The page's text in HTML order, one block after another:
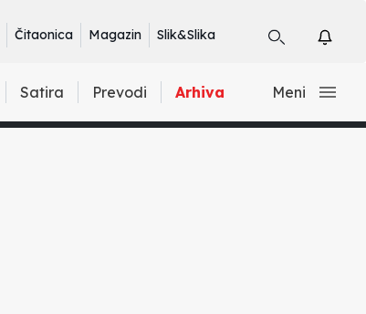
Čitaonica Magazin Slik&Slika
Satira Prevodi Arhiva Meni